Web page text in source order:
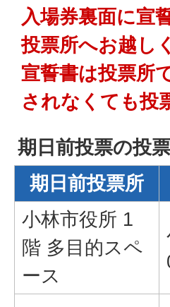
入場券裏面に宣
投票所へお越し
宣誓書は投票所
されなくても投
期日前投票の投
期日前投票所
小林市役所 1
階 多目的スペ
ース